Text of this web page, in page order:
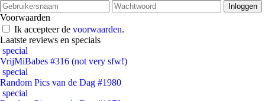
Voorwaarden
Ik accepteer de voorwaarden.
Laatste reviews en specials
special
VrijMiBabes #316 (not very sfw!)
special
Random Pics van de Dag #1980
special